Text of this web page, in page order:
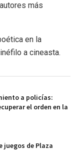
más
en la
a cineasta.
a policías:
el orden en la
juegos de Plaza